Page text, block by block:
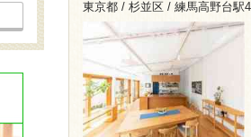
東京都 / 杉並区 / 練馬高野台駅